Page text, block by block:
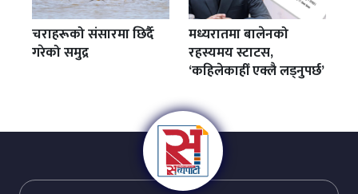
चराहरूको संसारमा छिर्दै
गरेको समुद्र
मध्यरातमा बालेनको
रहस्यमय स्टाटस,
‘कहिलेकाहीँ एक्लै लड्नुपर्छ’